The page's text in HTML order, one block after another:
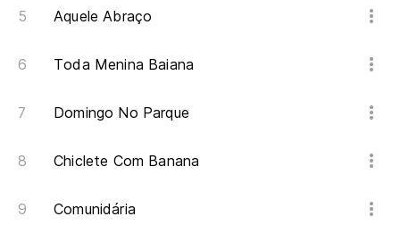
Aquele Abraço
Toda Menina Baiana
Domingo No Parque
Chiclete Com Banana
Comunidária